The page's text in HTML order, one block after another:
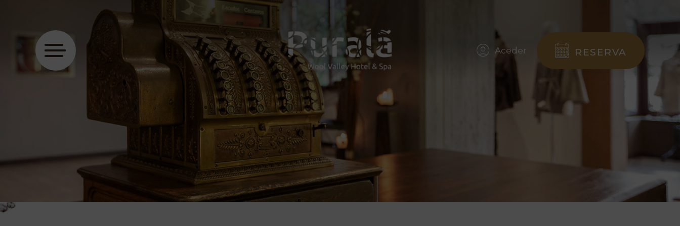
Aceder RESERVA